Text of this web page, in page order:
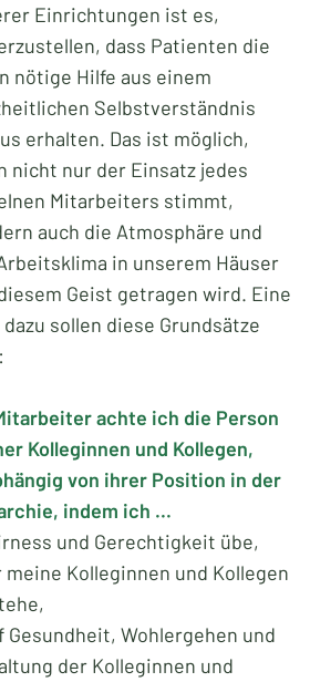
Einrichtungen ist es,
dass Patienten die
nötige Hilfe aus einem
Selbstverständnis
erhalten. Das ist möglich,
nicht nur der Einsatz jedes
Mitarbeiters stimmt,
auch die Atmosphäre und
in unserem Häuser
Geist getragen wird. Eine
dazu sollen diese Grundsätze
achte ich die Person
Kolleginnen und Kollegen,
von ihrer Position in der
indem ich ...
und Gerechtigkeit übe,
meine Kolleginnen und Kollegen
Gesundheit, Wohlergehen und
der Kolleginnen und